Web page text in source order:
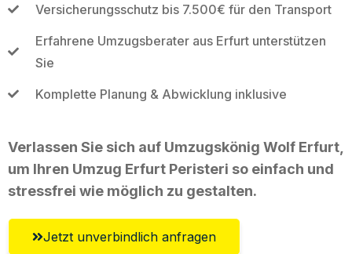
Versicherungsschutz bis 7.500€ für den Transport
Erfahrene Umzugsberater aus Erfurt unterstützen
Sie
Komplette Planung & Abwicklung inklusive
Verlassen Sie sich auf Umzugskönig Wolf Erfurt,
um Ihren Umzug Erfurt Peristeri so einfach und
stressfrei wie möglich zu gestalten.
Jetzt unverbindlich anfragen